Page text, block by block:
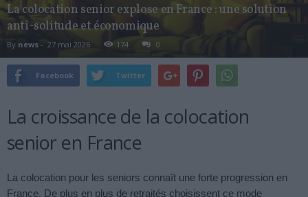
La colocation senior explose en France : une solution
anti-solitude et économique
By news - 27 mai 2026 174 0
Facebook Twitter
La croissance de la colocation
senior en France
La colocation pour les seniors connaît une forte progression en
France. De plus en plus de retraités choisissent ce mode